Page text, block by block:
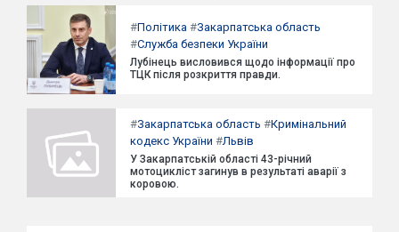
#Політика #Закарпатська область
#Служба безпеки України
Лубінець висловився щодо інформації про
ТЦК після розкриття правди.
#Закарпатська область #Кримінальний
кодекс України #Львів
У Закарпатській області 43-річний
мотоцикліст загинув в результаті аварії з
коровою.